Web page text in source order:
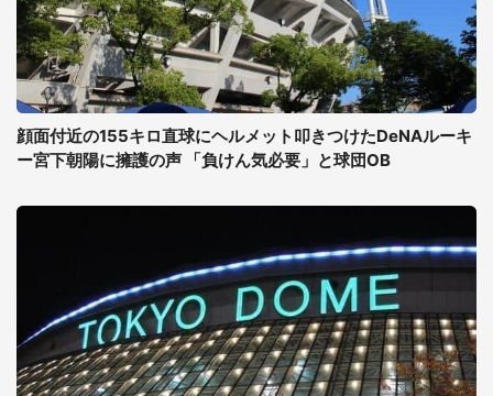
顔面付近の155キロ直球にヘルメット叩きつけたDeNAルーキ
ー宮下朝陽に擁護の声 「負けん気必要」と球団OB